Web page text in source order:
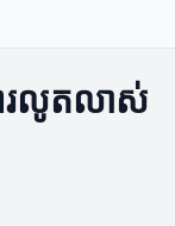
រលូតលាស់